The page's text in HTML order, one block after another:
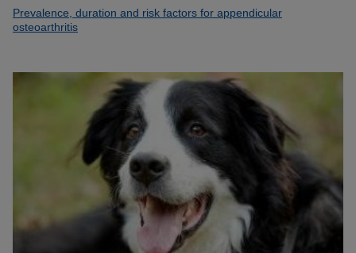
Prevalence, duration and risk factors for appendicular
osteoarthritis